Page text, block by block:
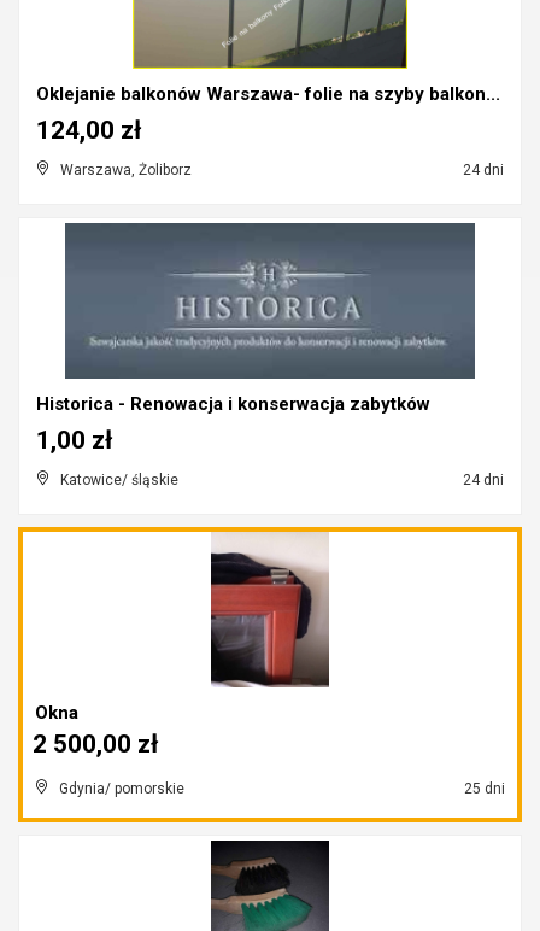
Oklejanie balkonów Warszawa- folie na szyby balkon...
Warszawa, Żoliborz 24 dni
124,00 zł
Historica - Renowacja i konserwacja zabytków
Katowice/ śląskie 24 dni
1,00 zł
Okna
Gdynia/ pomorskie 25 dni
2 500,00 zł